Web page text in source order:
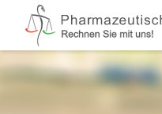
Zum Hauptinhalt springen